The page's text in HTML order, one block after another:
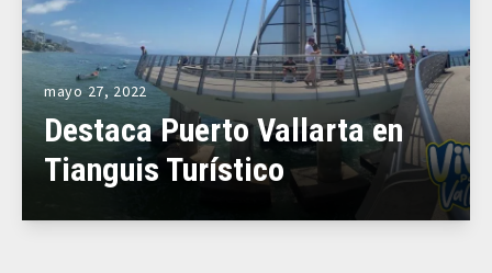
mayo 27, 2022
Destaca Puerto Vallarta en
Tianguis Turístico